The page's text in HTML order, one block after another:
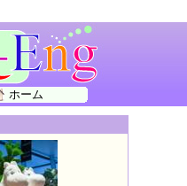
ホーム